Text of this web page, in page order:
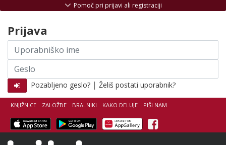
KNJIŽNICE ZALOŽBE BRALNIKI KAKO DELUJE PIŠI NAM
Facebook
Pomoč pri prijavi ali registraciji
Prijava
Uporabniško
ime
Geslo
Pozabljeno geslo? | Želiš postati uporabnik?